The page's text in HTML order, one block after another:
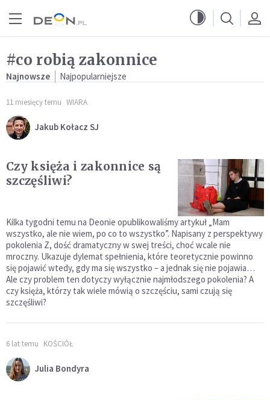
#co robią zakonnice
Najnowsze Najpopularniejsze
11 miesięcy temu WIARA
Jakub Kołacz SJ
Czy księża i zakonnice są
szczęśliwi?
Kilka tygodni temu na Deonie opublikowaliśmy artykuł „Mam
wszystko, ale nie wiem, po co to wszystko”. Napisany z perspektywy
pokolenia Z, dość dramatyczny w swej treści, choć wcale nie
mroczny. Ukazuje dylemat spełnienia, które teoretycznie powinno
się pojawić wtedy, gdy ma się wszystko – a jednak się nie pojawia…
Ale czy problem ten dotyczy wyłącznie najmłodszego pokolenia? A
czy księża, którzy tak wiele mówią o szczęściu, sami czują się
szczęśliwi?
6 lat temu KOŚCIÓŁ
Julia Bondyra